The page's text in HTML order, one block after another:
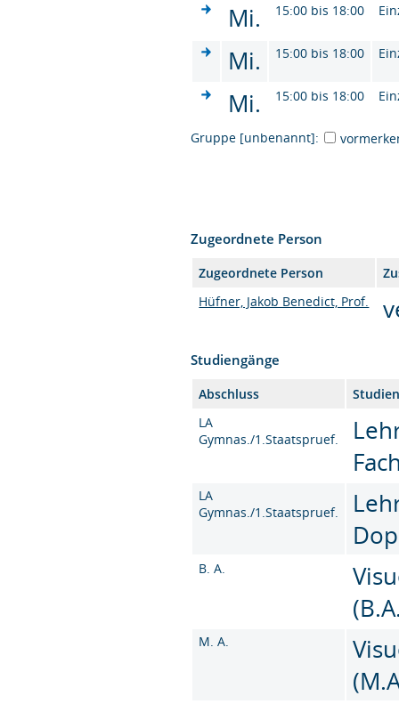
Mi. 15:00 bis 18:00
Mi. 15:00 bis 18:00
Mi. 15:00 bis 18:00
Gruppe [unbenannt]:
Zugeordnete Person
Zugeordnete Person
Hüfner, Jakob Benedict, Prof.
Studiengänge
Abschluss
LA
Gymnas./1.Staatspruef.
LA
Gymnas./1.Staatspruef.
B. A.
M. A.